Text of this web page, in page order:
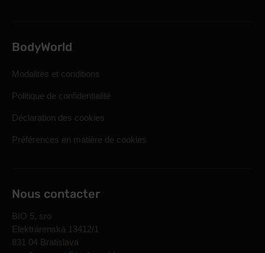
BodyWorld
Modalités et conditions
Politique de confidentialité
Déclaration des cookies
Préférences en matière de cookies
Nous contacter
BIO 5, sro
Elektrárenská 13412/1
831 04 Bratislava